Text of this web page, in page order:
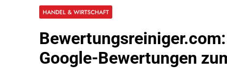
HANDEL & WIRTSCHAFT
Google-Bewertungen